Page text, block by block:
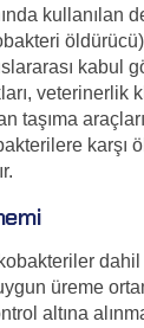
kullanılan
kabul
veterinerlik
taşıma
karşı
üreme
altına